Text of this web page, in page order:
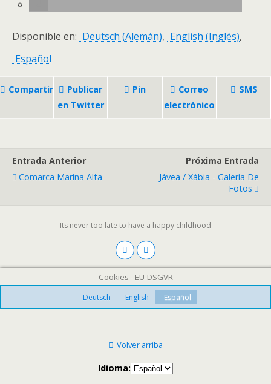
Disponible en: Deutsch (Alemán) English (Inglés)
Español
Compartir
Publicar
en Twitter
Pin
Correo
electrónico
SMS
Entrada Anterior
Comarca Marina Alta
Próxima Entrada
Jávea / Xàbia - Galería De
Fotos
Its never too late to have a happy childhood
Cookies - EU-DSGVR
Deutsch English Español
Volver arriba
Idioma: